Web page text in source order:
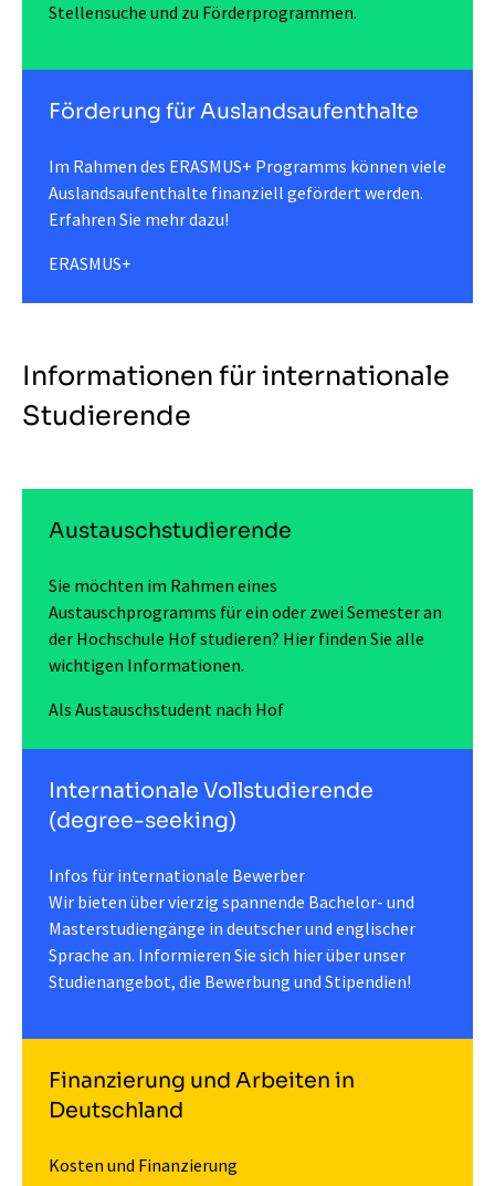
Stellensuche und zu Förderprogrammen.
Förderung für Auslandsaufenthalte
Im Rahmen des ERASMUS+ Programms können viele
Auslandsaufenthalte finanziell gefördert werden.
Erfahren Sie mehr dazu!
ERASMUS+
Informationen für internationale
Studierende
Austauschstudierende
Sie möchten im Rahmen eines
Austauschprogramms für ein oder zwei Semester an
der Hochschule Hof studieren? Hier finden Sie alle
wichtigen Informationen.
Als Austauschstudent nach Hof
Internationale Vollstudierende
(degree-seeking)
Infos für internationale Bewerber
Wir bieten über vierzig spannende Bachelor- und
Masterstudiengänge in deutscher und englischer
Sprache an. Informieren Sie sich hier über unser
Studienangebot, die Bewerbung und Stipendien!
Finanzierung und Arbeiten in
Deutschland
Kosten und Finanzierung